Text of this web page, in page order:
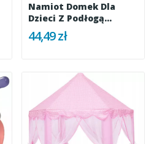
Namiot Domek Dla
Dzieci Z Podłogą...
44,49 zł